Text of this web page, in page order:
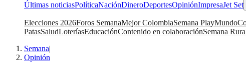
Últimas noticiasPolíticaNaciónDineroDeportesOpiniónImpresaJet Set
Elecciones 2026Foros SemanaMejor ColombiaSemana PlayMundo
PatasSaludLoteríasEducaciónContenido en colaboraciónSemana
Semana|
Opinión